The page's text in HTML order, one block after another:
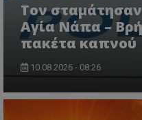
Τον
Αγία Νάπα –
πακέτα καπνού
10.08.2026 - 08:26